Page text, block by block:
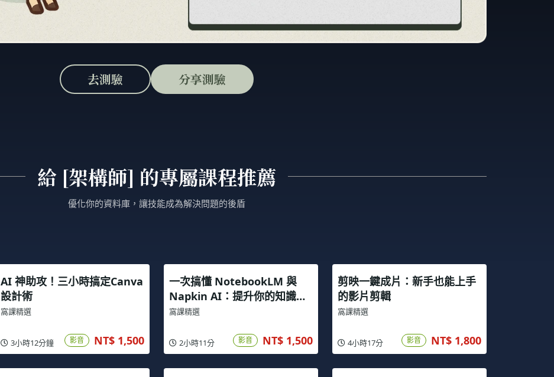
去測驗 分享測驗
給 [架構師] 的專屬課程推薦
優化你的資料庫，讓技能成為解決問題的後盾
AI 神助攻！三小時搞定Canva
設計術
窩課精選
3小時12分鐘 影音 NT$ 1,500
一次搞懂 NotebookLM 與
Napkin AI：提升你的知識管
理力
窩課精選
2小時11分 影音 NT$ 1,500
剪映一鍵成片：新手也能上手
的影片剪輯
窩課精選
4小時17分 影音 NT$ 1,800